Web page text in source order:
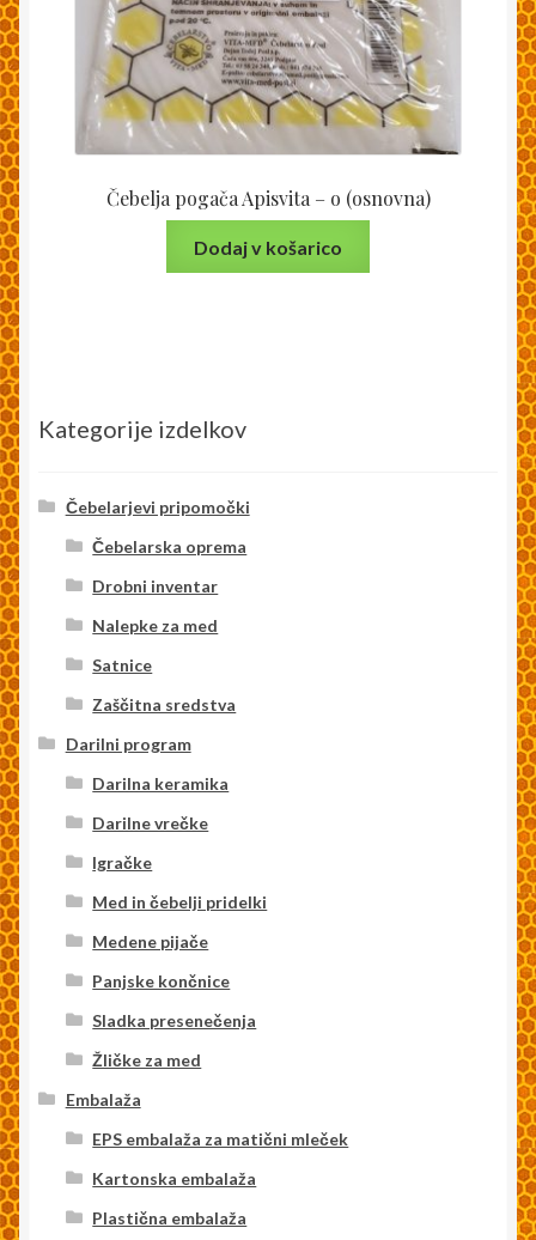
Čebelja pogača Apisvita – o (osnovna)
Dodaj v košarico
Kategorije izdelkov
Čebelarjevi pripomočki
Čebelarska oprema
Drobni inventar
Nalepke za med
Satnice
Zaščitna sredstva
Darilni program
Darilna keramika
Darilne vrečke
Igračke
Med in čebelji pridelki
Medene pijače
Panjske končnice
Sladka presenečenja
Žličke za med
Embalaža
EPS embalaža za matični mleček
Kartonska embalaža
Plastična embalaža